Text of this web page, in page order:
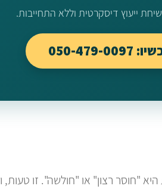
ייעוץ דיסקרטית וללא התחייבות.
0097
"חוסר רצון" או "חולשה". זו טעות,